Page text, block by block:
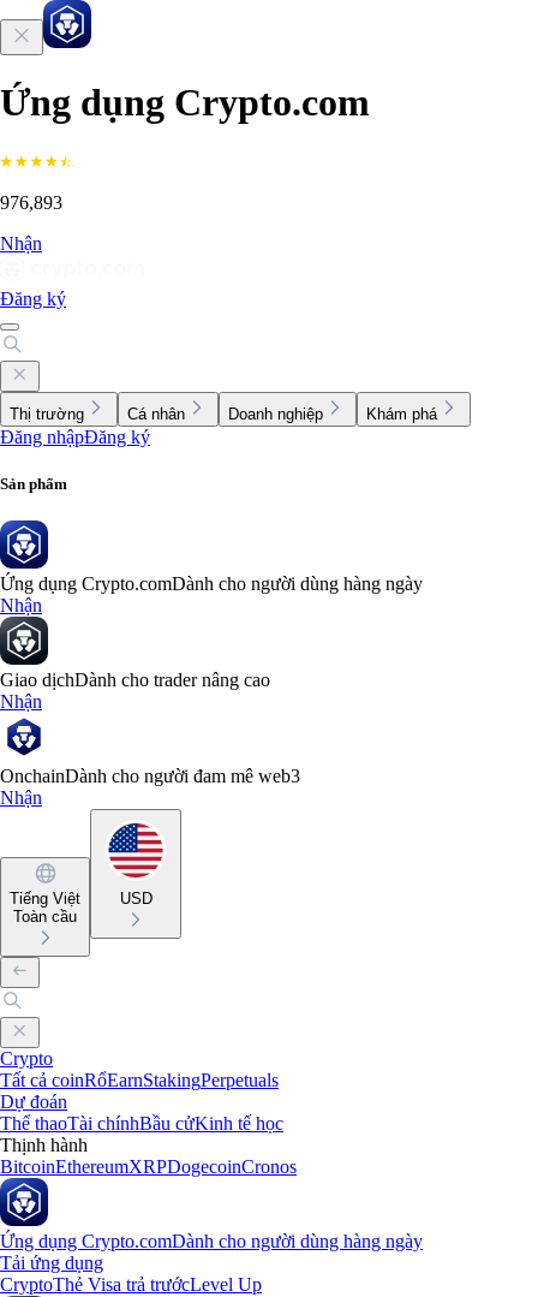
Ứng dụng Crypto.com
976,893
Nhận
Đăng ký
Thị trường Cá nhân Doanh nghiệp Khám phá
Đăng nhậpĐăng ký
Sản phẩm
Ứng dụng Crypto.comDành cho người dùng hàng ngày
Nhận
Giao dịchDành cho trader nâng cao
Nhận
OnchainDành cho người đam mê web3
Nhận
Tiếng Việt
Toàn cầu
USD
Crypto
Tất cả coinRổEarnStakingPerpetuals
Dự đoán
Thể thaoTài chínhBầu cửKinh tế học
Thịnh hành
BitcoinEthereumXRPDogecoinCronos
Ứng dụng Crypto.comDành cho người dùng hàng ngày
Tải ứng dụng
CryptoThẻ Visa trả trướcLevel Up